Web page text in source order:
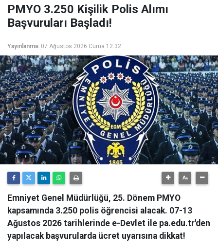
PMYO 3.250 Kişilik Polis Alımı
Başvuruları Başladı!
Yayınlanma: 07 Ağustos 2026 Cuma 12:32
Emniyet Genel Müdürlüğü, 25. Dönem PMYO
kapsamında 3.250 polis öğrencisi alacak. 07-13
Ağustos 2026 tarihlerinde e-Devlet ile pa.edu.tr'den
yapılacak başvurularda ücret uyarısına dikkat!